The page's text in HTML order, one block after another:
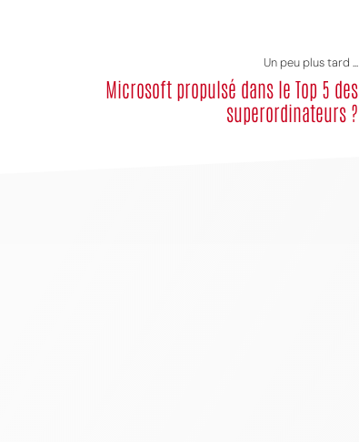
Un peu plus tard ...
Microsoft propulsé dans le Top 5 des
superordinateurs ?